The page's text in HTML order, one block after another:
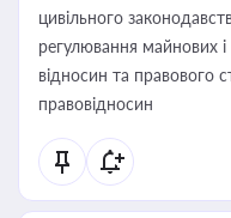
цивільного
регулювання майнових
відносин та правового
правовідносин